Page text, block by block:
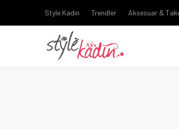
Style Kadın Trendler Aksesuar & Takı